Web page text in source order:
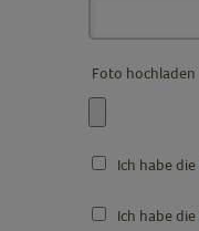
Foto hochladen
Ich habe die
Ich habe die